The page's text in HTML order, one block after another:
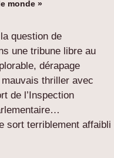
monde »
question de
une tribune libre au
dérapage
thriller avec
de l’Inspection
sort terriblement affaibli